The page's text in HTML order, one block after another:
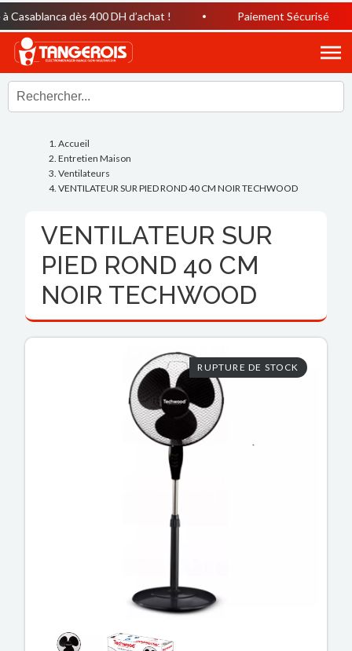
dès 400 DH d’achat ! Paiement Sécurisé
Accueil
Entretien Maison
Ventilateurs
VENTILATEUR SUR PIED ROND 40 CM NOIR TECHWOOD
VENTILATEUR SUR
PIED ROND 40 CM
NOIR TECHWOOD
RUPTURE DE STOCK